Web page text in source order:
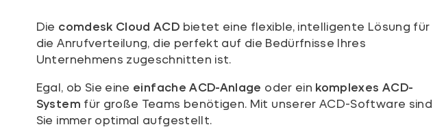
Die comdesk Cloud ACD bietet eine flexible, intelligente Lösung für
die Anrufverteilung, die perfekt auf die Bedürfnisse Ihres
Unternehmens zugeschnitten ist.
Egal, ob Sie eine einfache ACD-Anlage oder ein komplexes ACD-
System für große Teams benötigen. Mit unserer ACD-Software sind
Sie immer optimal aufgestellt.